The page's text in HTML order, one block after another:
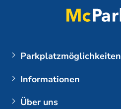
Parkplatzmöglichkeiten
Informationen
Meine Buchung
Über uns